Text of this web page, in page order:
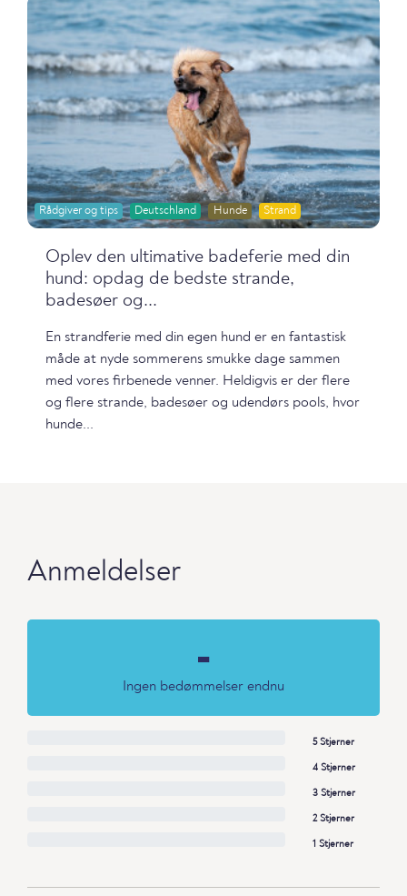
Rådgiver og tips Deutschland Hunde Strand
Oplev den ultimative badeferie med din
hund: opdag de bedste strande,
badesøer og...
En strandferie med din egen hund er en fantastisk
måde at nyde sommerens smukke dage sammen
med vores firbenede venner. Heldigvis er der flere
og flere strande, badesøer og udendørs pools, hvor
hunde...
Anmeldelser
-
Ingen bedømmelser endnu
5 Stjerner
4 Stjerner
3 Stjerner
2 Stjerner
1 Stjerner